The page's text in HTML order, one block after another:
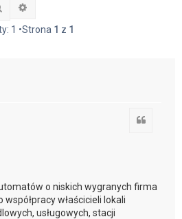
Szukaj
1 •Strona 1 z 1
o niskich wygranych firma
współpracy właścicieli lokali
usługowych, stacji